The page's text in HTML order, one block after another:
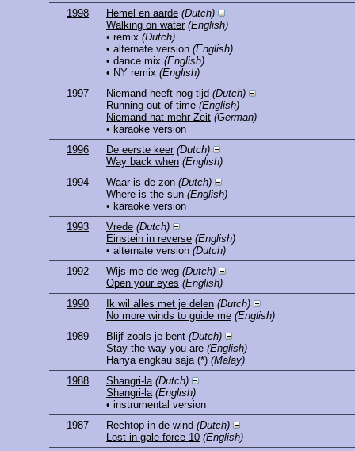
1998
Hemel en aarde (Dutch)
Walking on water (English)
• remix (Dutch)
• alternate version (English)
• dance mix (English)
• NY remix (English)
1997
Niemand heeft nog tijd (Dutch)
Running out of time (English)
Niemand hat mehr Zeit (German)
• karaoke version
1996
De eerste keer (Dutch)
Way back when (English)
1994
Waar is de zon (Dutch)
Where is the sun (English)
• karaoke version
1993
Vrede (Dutch)
Einstein in reverse (English)
• alternate version (Dutch)
1992
Wijs me de weg (Dutch)
Open your eyes (English)
1990
Ik wil alles met je delen (Dutch)
No more winds to guide me (English)
1989
Blijf zoals je bent (Dutch)
Stay the way you are (English)
Hanya engkau saja(*) (Malay)
1988
Shangri-la (Dutch)
Shangri-la (English)
• instrumental version
1987
Rechtop in de wind (Dutch)
Lost in gale force 10 (English)